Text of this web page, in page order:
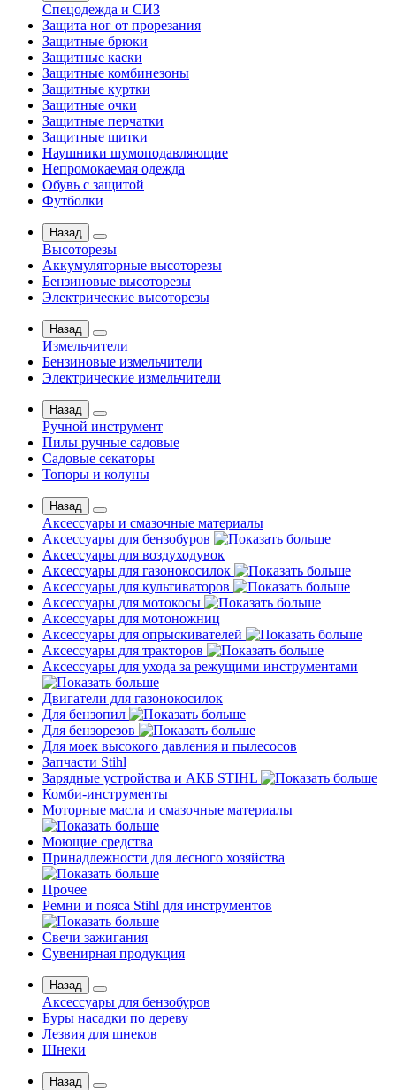
Спецодежда и СИЗ
Защита ног от прорезания
Защитные брюки
Защитные каски
Защитные комбинезоны
Защитные куртки
Защитные очки
Защитные перчатки
Защитные щитки
Наушники шумоподавляющие
Непромокаемая одежда
Обувь с защитой
Футболки
Назад
Высоторезы
Аккумуляторные высоторезы
Бензиновые высоторезы
Электрические высоторезы
Назад
Измельчители
Бензиновые измельчители
Электрические измельчители
Назад
Ручной инструмент
Пилы ручные садовые
Садовые секаторы
Топоры и колуны
Назад
Аксессуары и смазочные материалы
Аксессуары для бензобуров
Аксессуары для воздуходувок
Аксессуары для газонокосилок
Аксессуары для культиваторов
Аксессуары для мотокосы
Аксессуары для мотоножниц
Аксессуары для опрыскивателей
Аксессуары для тракторов
Аксессуары для ухода за режущими инструментами
Двигатели для газонокосилок
Для бензопил
Для бензорезов
Для моек высокого давления и пылесосов
Запчасти Stihl
Зарядные устройства и АКБ STIHL
Комби-инструменты
Моторные масла и смазочные материалы
Моющие средства
Принадлежности для лесного хозяйства
Прочее
Ремни и пояса Stihl для инструментов
Свечи зажигания
Сувенирная продукция
Назад
Аксессуары для бензобуров
Буры насадки по дереву
Лезвия для шнеков
Шнеки
Назад